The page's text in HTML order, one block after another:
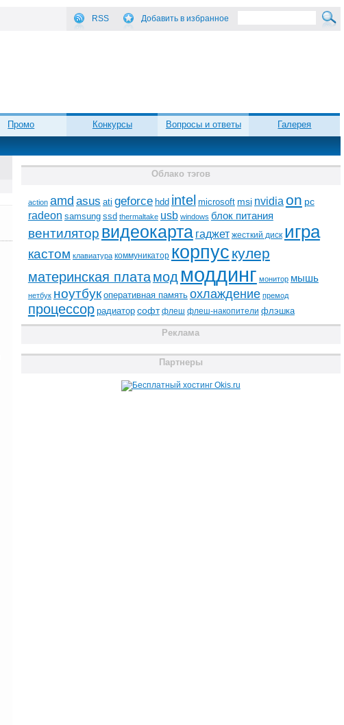
RSS Добавить в избранное
Промо Конкурсы Вопросы и ответы Галерея
Облако тэгов
action amd asus ati geforce hdd intel microsoft msi nvidia on pc
radeon samsung ssd thermaltake usb windows блок питания
вентилятор видеокарта гаджет жесткий диск игра
кастом клавиатура коммуникатор корпус кулер
материнская платамод моддинг монитор мышь
нетбук ноутбук оперативная память охлаждение премод
процессор радиатор софт флеш флеш-накопители флэшка
Реклама
Партнеры